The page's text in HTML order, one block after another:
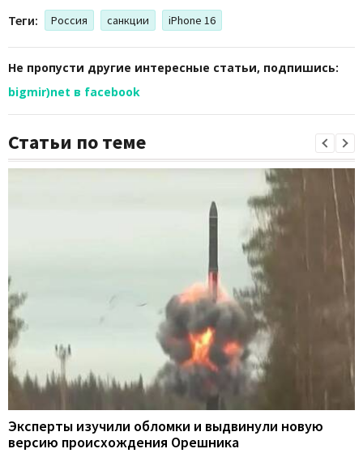
Теги: Россия санкции iPhone 16
Не пропусти другие интересные статьи, подпишись:
bigmir)net в facebook
Статьи по теме
Эксперты изучили обломки и выдвинули новую
версию происхождения Орешника